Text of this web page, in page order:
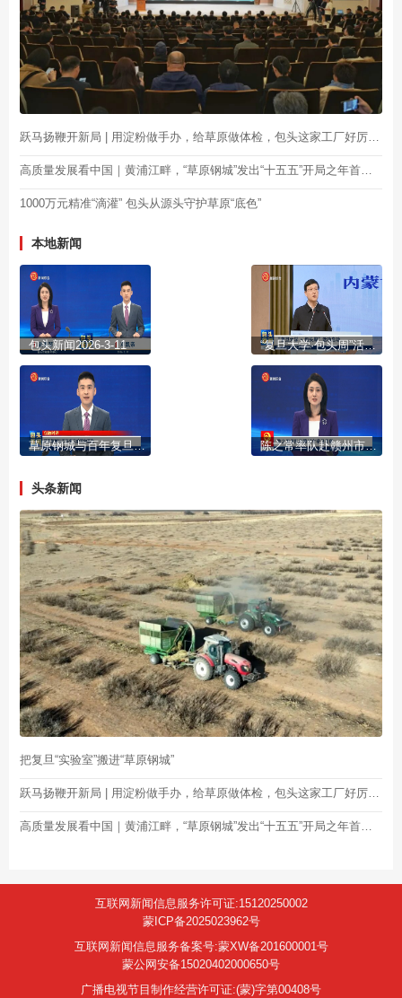
1000万元精准“滴灌” 包头从源头守护草原“底色”
本地新闻
包头新闻2026-3-11 “复旦大学·包头周”活动启动
草原钢城与百年复旦的双向奔赴 陈之常率队赴赣州市学习考察
头条新闻
把复旦“实验室”搬进“草原钢城”
互联网新闻信息服务许可证:15120250002
蒙ICP备2025023962号
互联网新闻信息服务备案号:蒙XW备201600001号
蒙公网安备15020402000650号
广播电视节目制作经营许可证:(蒙)字第00408号